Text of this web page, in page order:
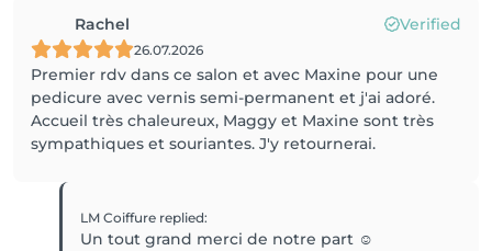
Rachel Verified
26.07.2026
Premier rdv dans ce salon et avec Maxine pour une
pedicure avec vernis semi-permanent et j'ai adoré.
Accueil très chaleureux, Maggy et Maxine sont très
sympathiques et souriantes. J'y retournerai.
LM Coiffure replied:
Un tout grand merci de notre part ☺️